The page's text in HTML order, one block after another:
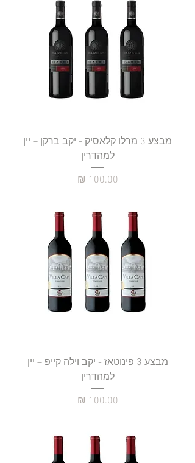
מבצע 3 מרלו קלאסיק - יקב ברקן – יין
למהדרין
מחיר
מבצע 3 פינוטאז - יקב וילה קייפ – יין
למהדרין
מחיר